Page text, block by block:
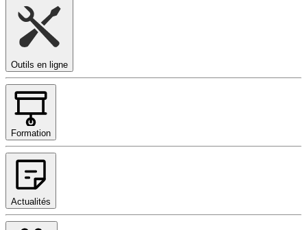
Outils en ligne
Formation
Actualités